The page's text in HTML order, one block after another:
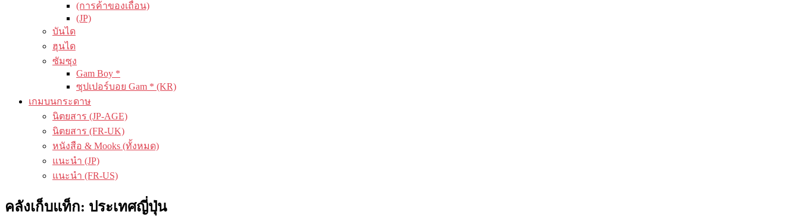
(การค้าของเถื่อน)
(JP)
บันได
ฮุนได
ซัมซุง
Gam Boy *
ซุปเปอร์บอย Gam * (KR)
เกมบนกระดาษ
นิตยสาร (JP-AGE)
นิตยสาร (FR-UK)
หนังสือ & Mooks (ทั้งหมด)
แนะนำ (JP)
แนะนำ (FR-US)
คลังเก็บแท็ก: ประเทศญี่ปุ่น